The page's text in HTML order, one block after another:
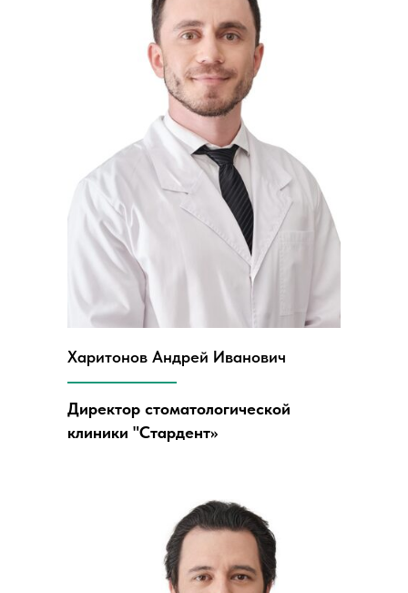
Харитонов Андрей Иванович
Директор стоматологической
клиники "Стардент»